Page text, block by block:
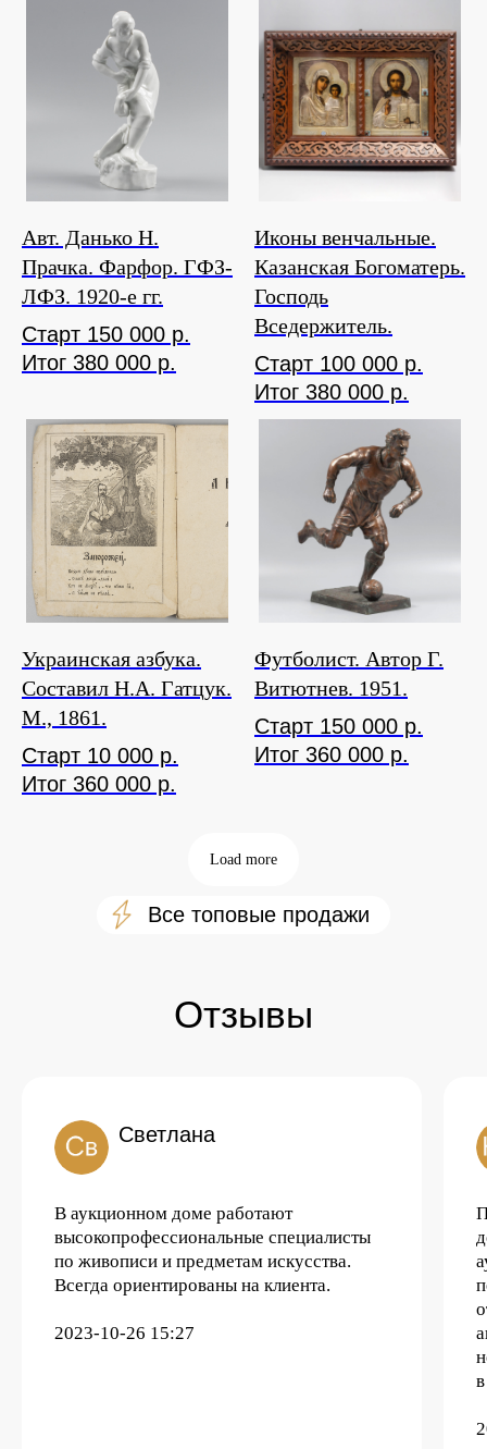
Авт. Данько Н.
Прачка. Фарфор. ГФЗ-
ЛФЗ. 1920-е гг.
Старт 150 000 р.
Итог 380 000 р.
Иконы венчальные.
Казанская Богоматерь.
Господь
Вседержитель.
Старт 100 000 р.
Итог 380 000 р.
Украинская азбука.
Составил Н.А. Гатцук.
М., 1861.
Старт 10 000 р.
Итог 360 000 р.
Футболист. Автор Г.
Витютнев. 1951.
Старт 150 000 р.
Итог 360 000 р.
Load more
оо Все топовые продажи
Отзывы
Светлана
В аукционном доме работают
высокопрофессиональные специалисты
по живописи и предметам искусства.
Всегда ориентированы на клиента.
2023-10-26 15:27